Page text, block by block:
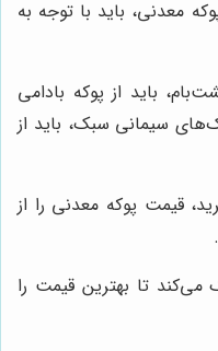
معدنی، باید با توجه به
باید از پوکه بادامی
سیمانی سبک، باید از
قیمت پوکه معدنی را از
تا بهترین قیمت را